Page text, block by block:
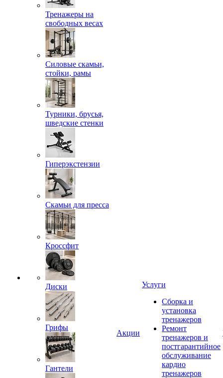
Тренажеры на
свободных весах
Силовые скамьи,
стойки, рамы
Турники, брусья,
шведские стенки
Гиперэкстензии
Скамьи для пресса
Кроссфит
Диски
Грифы
Гантели
Акции
Услуги
Сборка и
установка
тренажеров
Ремонт
тренажеров и
постгарантийное
обслуживание
кардио
тренажеров